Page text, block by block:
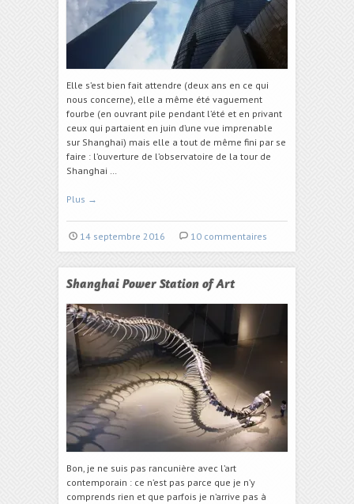
Elle s’est bien fait attendre (deux ans en ce qui
nous concerne), elle a même été vaguement
fourbe (en ouvrant pile pendant l’été et en privant
ceux qui partaient en juin d’une vue imprenable
sur Shanghai) mais elle a tout de même fini par se
faire : l’ouverture de l’observatoire de la tour de
Shanghai …
Plus →
14 septembre 2016 10 commentaires
Shanghai Power Station of Art
Bon, je ne suis pas rancunière avec l’art
contemporain : ce n’est pas parce que je n’y
comprends rien et que parfois je n’arrive pas à